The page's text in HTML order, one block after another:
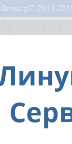
Ветка p7, 2013-